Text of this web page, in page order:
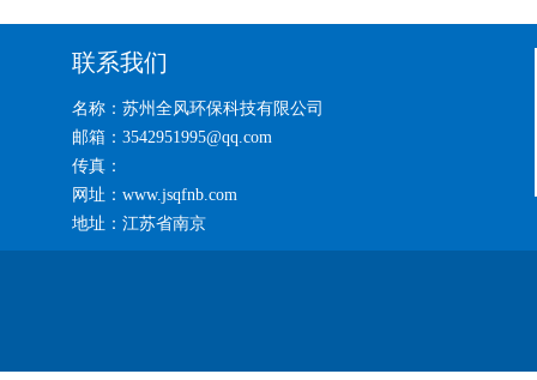
联系我们
名称：苏州全风环保科技有限公司
邮箱：3542951995@qq.com
传真：
网址：www.jsqfnb.com
地址：江苏省南京